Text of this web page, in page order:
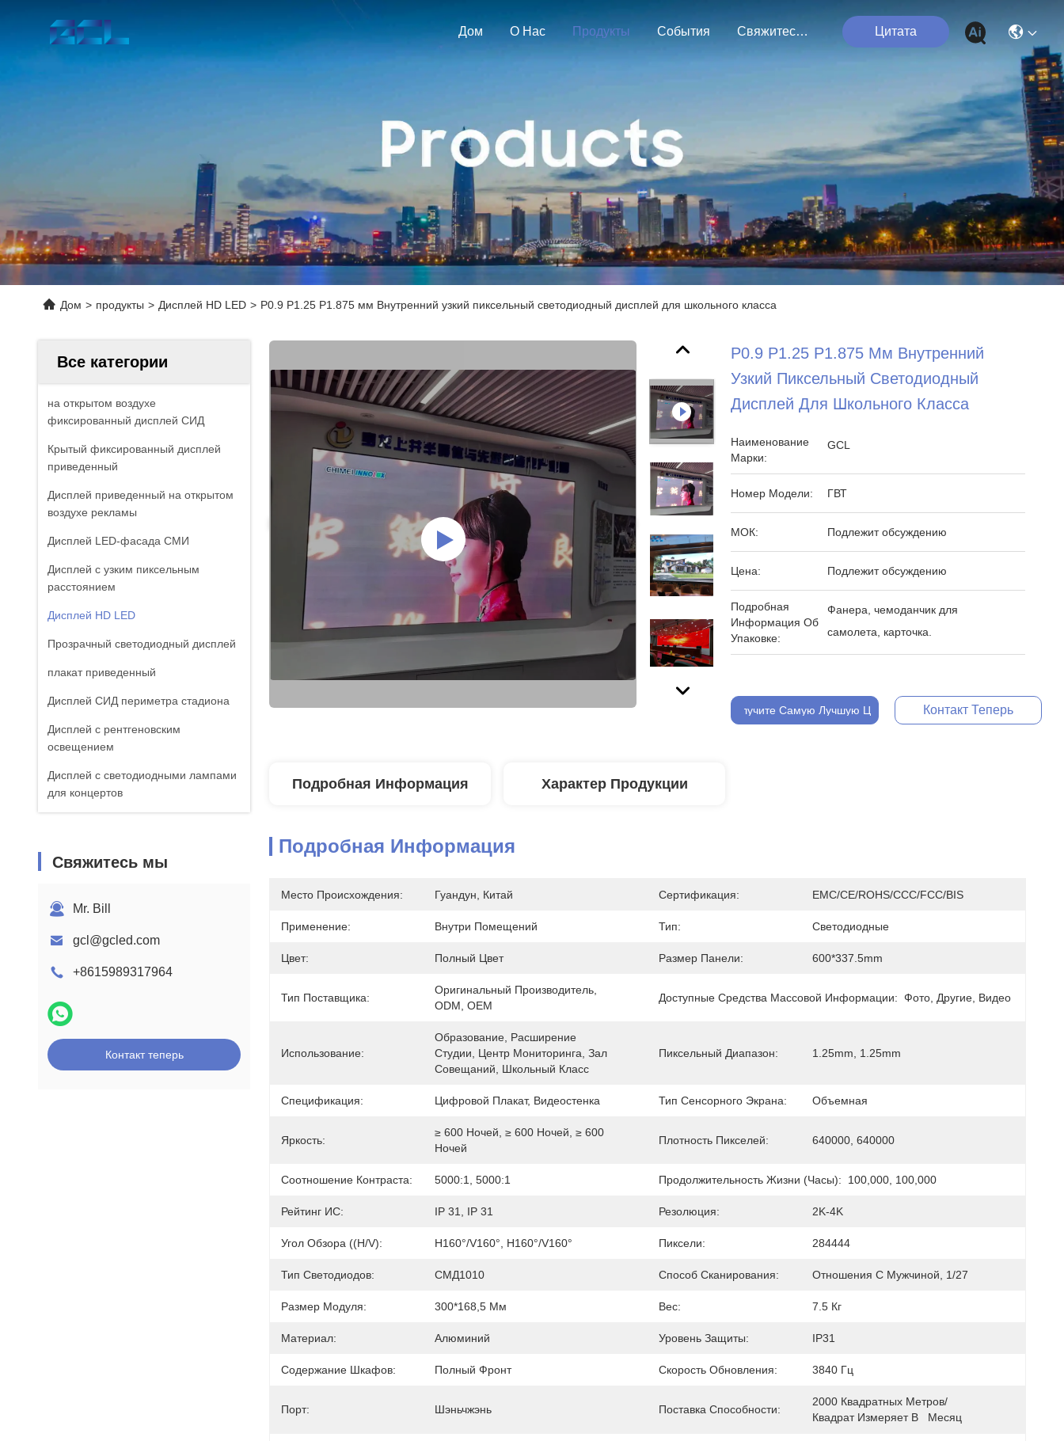
Дом О Нас Продукты События Свяжитесь Мы Цитата
Дом > продукты > Дисплей HD LED > P0.9 P1.25 P1.875 мм Внутренний узкий пиксельный светодиодный дисплей для школьного класса
Все категории
на открытом воздухе
фиксированный дисплей СИД
Крытый фиксированный дисплей
приведенный
Дисплей приведенный на открытом
воздухе рекламы
Дисплей LED-фасада СМИ
Дисплей с узким пиксельным
расстоянием
Дисплей HD LED
Прозрачный светодиодный дисплей
плакат приведенный
Дисплей СИД периметра стадиона
Дисплей с рентгеновским
освещением
Дисплей с светодиодными лампами
для концертов
Свяжитесь мы
Mr. Bill
gcl@gcled.com
+8615989317964
Контакт теперь
P0.9 P1.25 P1.875 Мм Внутренний
Узкий Пиксельный Светодиодный
Дисплей Для Школьного Класса
Наименование
Марки:
GCL
Номер Модели: ГВТ
МОК: Подлежит обсуждению
Цена: Подлежит обсуждению
Подробная
Информация Об
Упаковке:
Фанера, чемоданчик для
самолета, карточка.
Получите Самую Лучшую Цену Контакт Теперь
Подробная Информация Характер Продукции
Подробная Информация
Место Происхождения: Гуандун, Китай Сертификация: EMC/CE/ROHS/CCC/FCC/BIS
Применение: Внутри Помещений Тип: Светодиодные
Цвет: Полный Цвет Размер Панели: 600*337.5mm
Тип Поставщика:
Оригинальный Производитель,
ODM, OEM
Доступные Средства Массовой Информации: Фото, Другие, Видео
Использование:
Образование, Расширение
Студии, Центр Мониторинга, Зал
Совещаний, Школьный Класс
Пиксельный Диапазон: 1.25mm, 1.25mm
Спецификация: Цифровой Плакат, Видеостенка Тип Сенсорного Экрана: Объемная
Яркость:
≥ 600 Ночей, ≥ 600 Ночей, ≥ 600
Ночей
Плотность Пикселей: 640000, 640000
Соотношение Контраста: 5000:1, 5000:1 Продолжительность Жизни (часы): 100,000, 100,000
Рейтинг ИС: IP 31, IP 31 Резолюция: 2K-4K
Угол Обзора ((H/V): H160°/V160°, H160°/V160° Пиксели: 284444
Тип Светодиодов: СМД1010 Способ Сканирования: Отношения С Мужчиной, 1/27
Размер Модуля: 300*168,5 Мм Вес: 7.5 Кг
Материал: Алюминий Уровень Защиты: IP31
Содержание Шкафов: Полный Фронт Скорость Обновления: 3840 Гц
Порт: Шэньчжэнь Поставка Способности:
2000 Квадратных Метров/
Квадрат Измеряет В   Месяц